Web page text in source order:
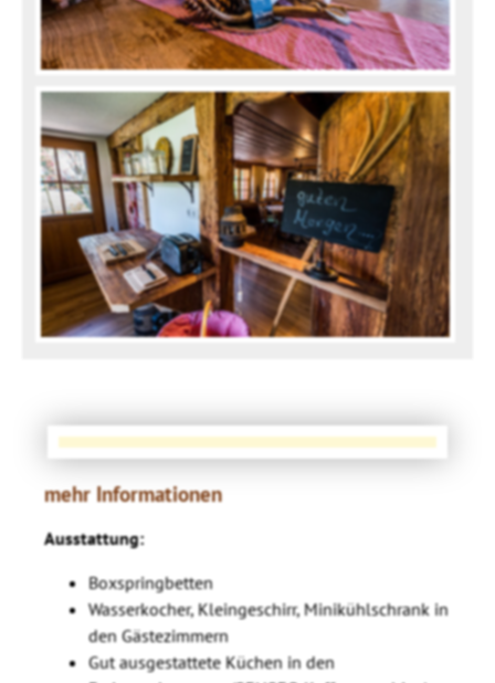
mehr Informationen
Ausstattung:
Boxspringbetten
Wasserkocher, Kleingeschirr, Minikühlschrank in
den Gästezimmern
Gut ausgestattete Küchen in den